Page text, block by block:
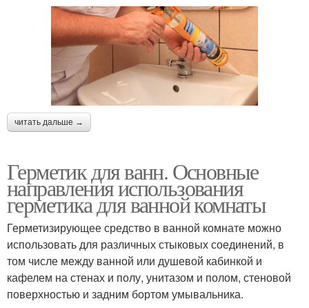
читать дальше →
Герметик для ванн. Основные
направления использования
герметика для ванной комнаты
Герметизирующее средство в ванной комнате можно
использовать для различных стыковых соединений, в
том числе между ванной или душевой кабинкой и
кафелем на стенах и полу, унитазом и полом, стеновой
поверхностью и задним бортом умывальника.